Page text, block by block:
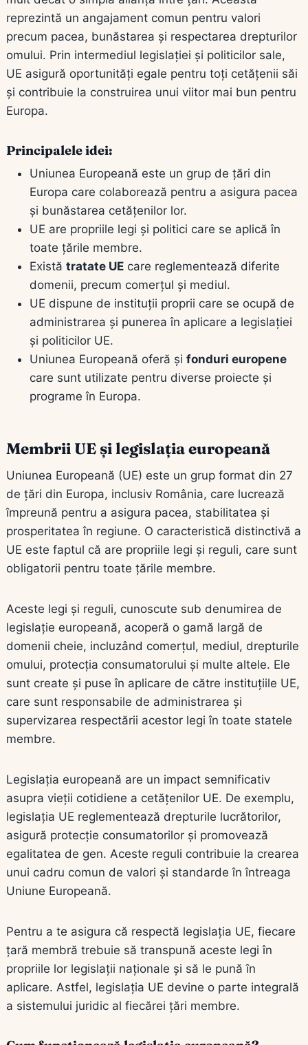
reprezintă un angajament comun pentru valori
precum pacea, bunăstarea și respectarea drepturilor
omului. Prin intermediul legislației și politicilor sale,
UE asigură oportunități egale pentru toți cetățenii săi
și contribuie la construirea unui viitor mai bun pentru
Europa.
Principalele idei:
Uniunea Europeană este un grup de țări din
Europa care colaborează pentru a asigura pacea
și bunăstarea cetățenilor lor.
UE are propriile legi și politici care se aplică în
toate țările membre.
Există tratate UE care reglementează diferite
domenii, precum comerțul și mediul.
UE dispune de instituții proprii care se ocupă de
administrarea și punerea în aplicare a legislației
și politicilor UE.
Uniunea Europeană oferă și fonduri europene
care sunt utilizate pentru diverse proiecte și
programe în Europa.
Membrii UE și legislația europeană
Uniunea Europeană (UE) este un grup format din 27
de țări din Europa, inclusiv România, care lucrează
împreună pentru a asigura pacea, stabilitatea și
prosperitatea în regiune. O caracteristică distinctivă a
UE este faptul că are propriile legi și reguli, care sunt
obligatorii pentru toate țările membre.
Aceste legi și reguli, cunoscute sub denumirea de
legislație europeană, acoperă o gamă largă de
domenii cheie, incluzând comerțul, mediul, drepturile
omului, protecția consumatorului și multe altele. Ele
sunt create și puse în aplicare de către instituțiile UE,
care sunt responsabile de administrarea și
supervizarea respectării acestor legi în toate statele
membre.
Legislația europeană are un impact semnificativ
asupra vieții cotidiene a cetățenilor UE. De exemplu,
legislația UE reglementează drepturile lucrătorilor,
asigură protecție consumatorilor și promovează
egalitatea de gen. Aceste reguli contribuie la crearea
unui cadru comun de valori și standarde în întreaga
Uniune Europeană.
Pentru a te asigura că respectă legislația UE, fiecare
țară membră trebuie să transpună aceste legi în
propriile lor legislații naționale și să le pună în
aplicare. Astfel, legislația UE devine o parte integrală
a sistemului juridic al fiecărei țări membre.